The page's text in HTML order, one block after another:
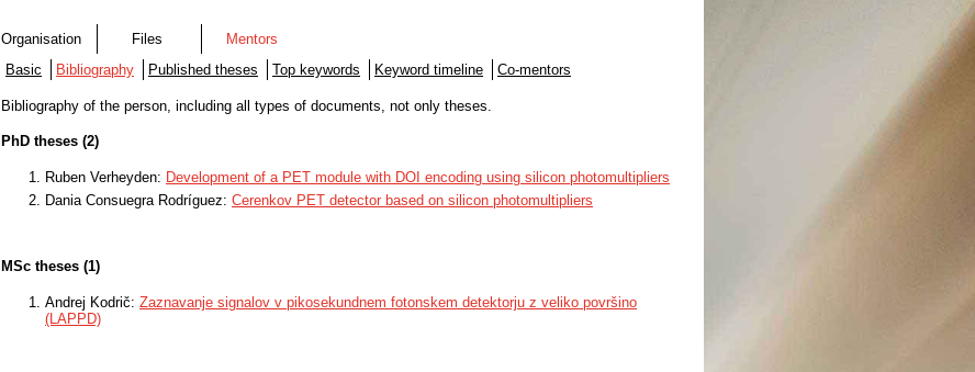
Organisation Files
Mentors
Basic
Bibliography Published theses Top keywords Keyword timeline Co-mentors
Bibliography of the person, including all types of documents, not only theses.
PhD theses (2)
Ruben Verheyden: Development of a PET module with DOI encoding using silicon photomultipliers
Dania Consuegra Rodríguez: Cerenkov PET detector based on silicon photomultipliers
MSc theses (1)
Andrej Kodrič: Zaznavanje signalov v pikosekundnem fotonskem detektorju z veliko površino
(LAPPD)